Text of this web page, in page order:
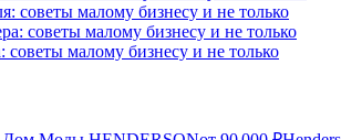
советы малому бизнесу и не только
советы малому бизнесу и не только